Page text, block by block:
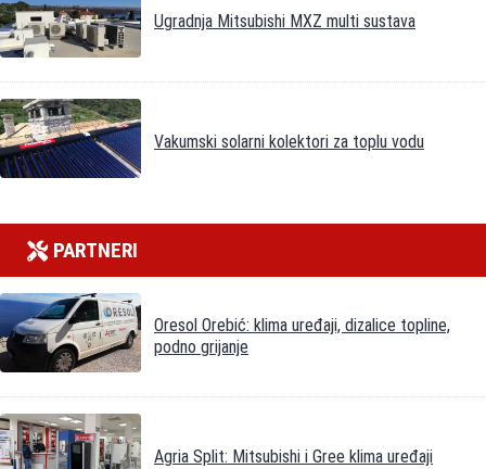
Ugradnja Mitsubishi MXZ multi sustava
Vakumski solarni kolektori za toplu vodu
PARTNERI
Oresol Orebić: klima uređaji, dizalice topline,
podno grijanje
Agria Split: Mitsubishi i Gree klima uređaji